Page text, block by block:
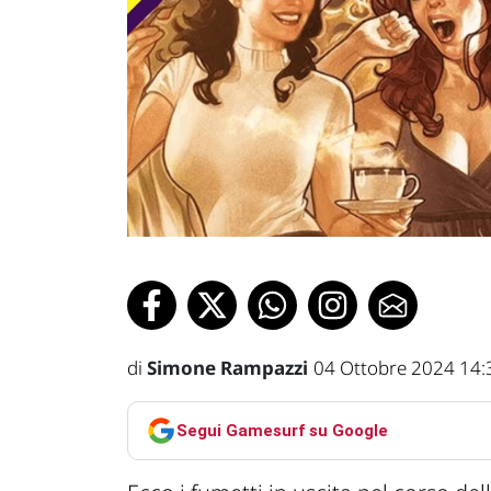
di Simone Rampazzi 04 Ottobre 2024
Segui Gamesurf su Google